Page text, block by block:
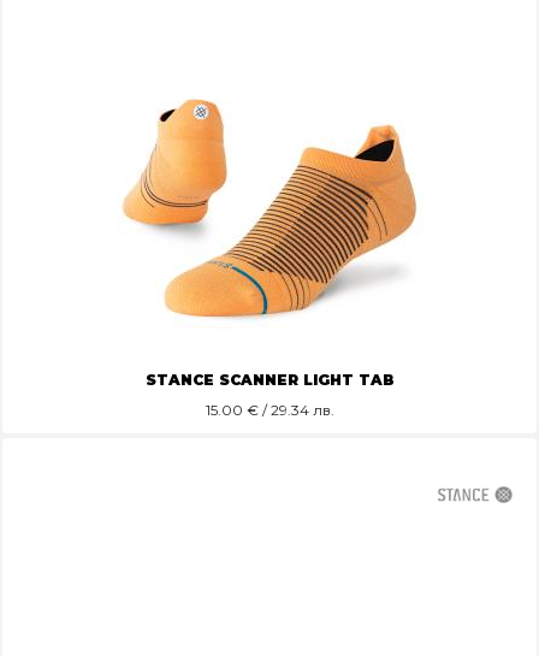
STANCE SCANNER LIGHT TAB
15.00 € / 29.34 лв.